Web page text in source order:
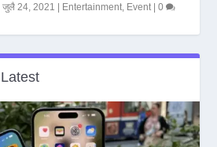
|जुलै 24, 2021 Entertainment, Event|0
Latest